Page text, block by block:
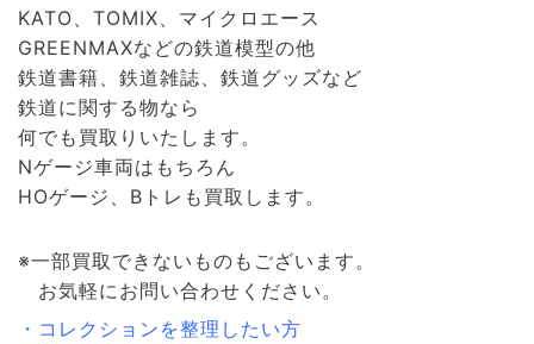
KATO、TOMIX、マイクロエース
GREENMAXなどの鉄道模型の他
鉄道書籍、鉄道雑誌、鉄道グッズなど
鉄道に関する物なら
何でも買取りいたします。
Nゲージ車両はもちろん
HOゲージ、Bトレも買取します。
※一部買取できないものもございます。
お気軽にお問い合わせください。
・コレクションを整理したい方